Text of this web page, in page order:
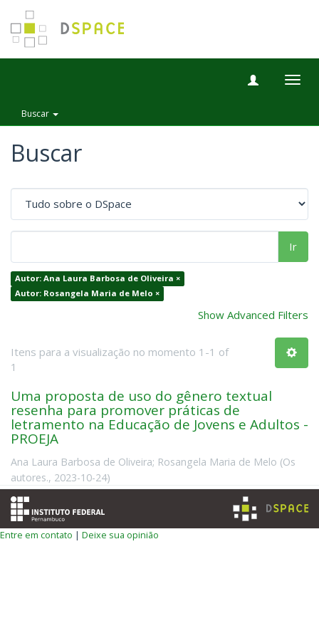
Buscar
Buscar
Ir
Autor: Ana Laura Barbosa de Oliveira ×
Autor: Rosangela Maria de Melo ×
Show Advanced Filters
Itens para a visualização no momento 1-1 of
1
Uma proposta de uso do gênero textual
resenha para promover práticas de
letramento na Educação de Jovens e Adultos -
PROEJA
Ana Laura Barbosa de Oliveira; Rosangela Maria de Melo (Os
autores., 2023-10-24)
Entre em contato | Deixe sua opinião